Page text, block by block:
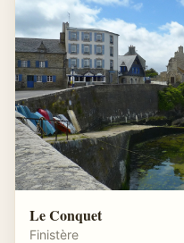
Le Conquet
Finistère